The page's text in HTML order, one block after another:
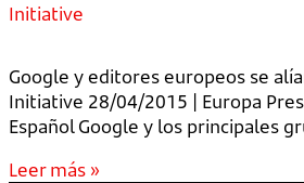
Initiative
Google y editores europeos se
Initiative 28/04/2015 | Europa
Español Google y los principales
Leer más »